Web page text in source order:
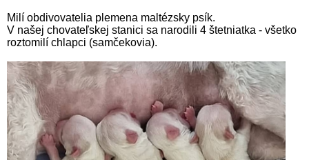
Milí obdivovatelia plemena maltézsky psík.
V našej chovateľskej stanici sa narodili 4 štetniatka - všetko
roztomilí chlapci (samčekovia).